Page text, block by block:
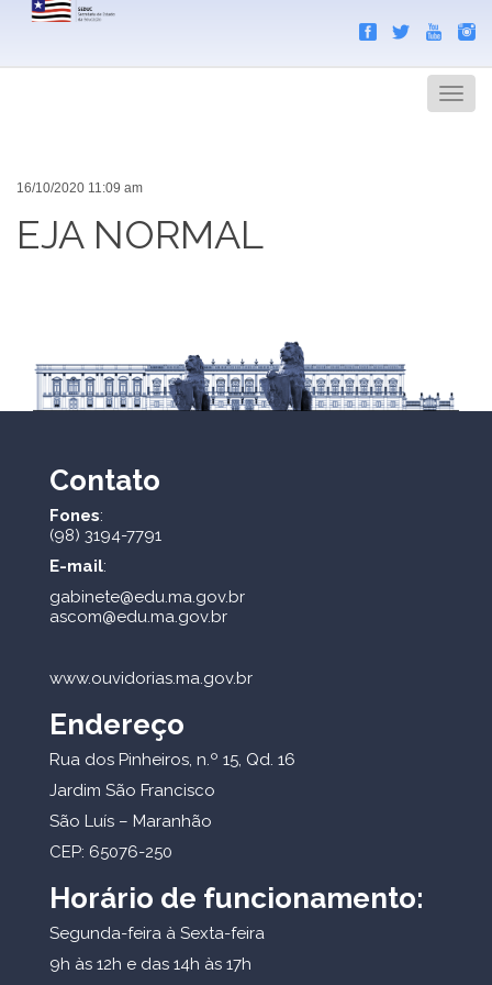
Menu
16/10/2020 11:09 am
EJA NORMAL
Contato
Fones:
(98) 3194-7791
E-mail:
gabinete@edu.ma.gov.br
ascom@edu.ma.gov.br
www.ouvidorias.ma.gov.br
Endereço
Rua dos Pinheiros, n.º 15, Qd. 16
Jardim São Francisco
São Luís – Maranhão
CEP: 65076-250
Horário de funcionamento:
Segunda-feira à Sexta-feira
9h às 12h e das 14h às 17h